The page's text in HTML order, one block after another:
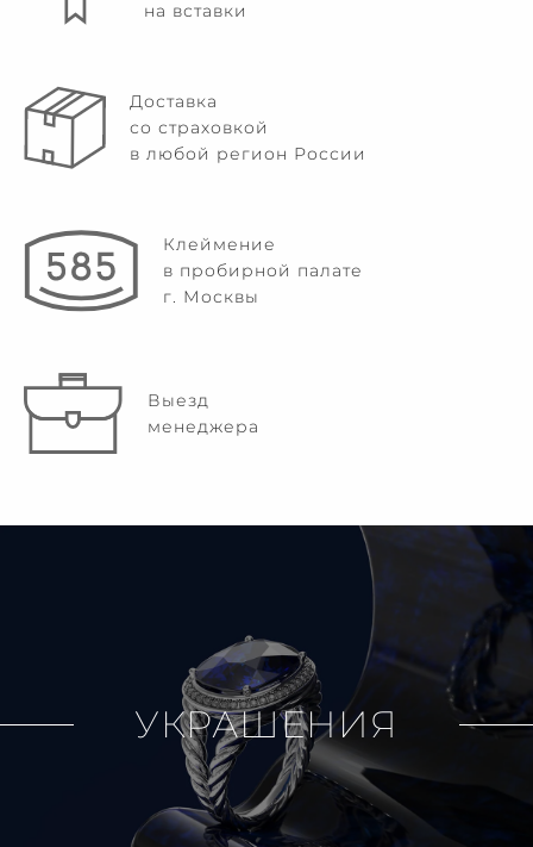
на вставки
Доставка
со страховкой
в любой регион России
Клеймение
в пробирной палате
г. Москвы
Выезд
менеджера
УКРАШЕНИЯ